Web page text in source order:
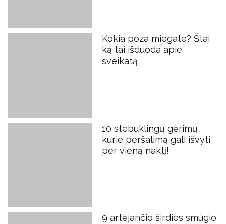
Kokia poza miegate? Štai
ką tai išduoda apie
sveikatą
10 stebuklingų gėrimų,
kurie peršalimą gali išvyti
per vieną naktį!
9 artėjančio širdies smūgio